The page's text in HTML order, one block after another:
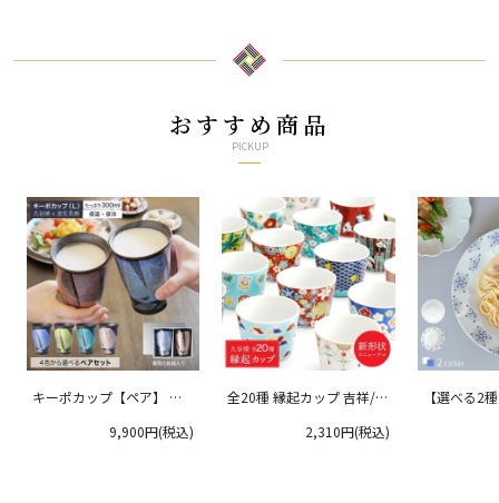
おすすめ商品
PICKUP
キーポカップ【ペア】 ラ
9,900円(税込)
全20種 縁起カップ 吉祥/青
2,310円(税込)
【選べる2